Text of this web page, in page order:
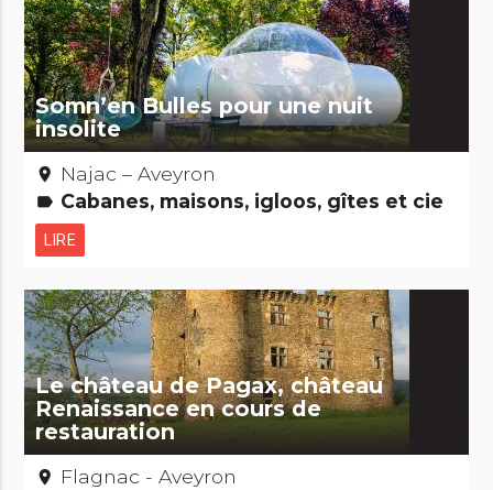
Somn’en Bulles pour une nuit
insolite
place Najac – Aveyron
label Cabanes, maisons, igloos, gîtes et cie
LIRE
Le château de Pagax, château
Renaissance en cours de
restauration
place Flagnac - Aveyron